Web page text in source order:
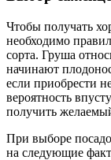
Чтобы получать
необходимо
сорта. Груша
начинают
если приобрести
вероятность
получить
При выборе
на следующие